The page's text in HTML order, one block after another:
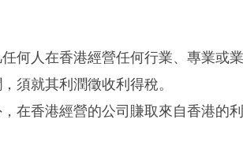
何人在香港經營任何行業、專業或
須就其利潤徵收利得稅。
在香港經營的公司賺取來自香港的